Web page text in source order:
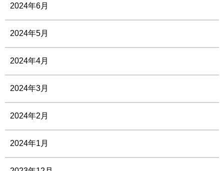
2024年6月
2024年5月
2024年4月
2024年3月
2024年2月
2024年1月